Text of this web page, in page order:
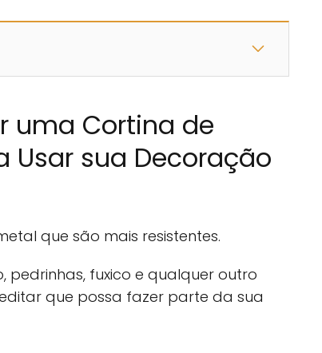
uma Cortina de
Usar sua Decoração
que são mais resistentes.
pedrinhas, fuxico e qualquer outro
que possa fazer parte da sua